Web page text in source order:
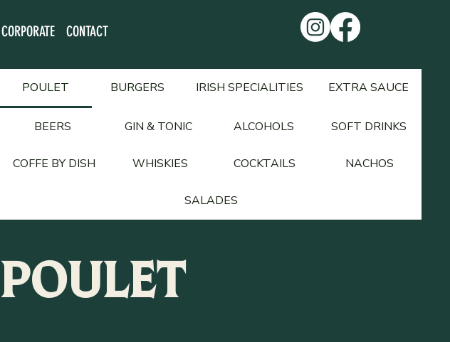
CORPORATE CONTACT
POULET BURGERS IRISH SPECIALITIES EXTRA SAUCE
BEERS GIN & TONIC ALCOHOLS SOFT DRINKS
COFFE BY DISH WHISKIES COCKTAILS NACHOS
SALADES
POULET